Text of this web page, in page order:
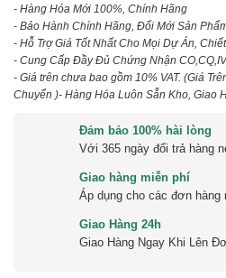
- Hàng Hóa Mới 100%, Chính Hãng
- Bảo Hành Chính Hãng, Đổi Mới Sản
- Hỗ Trợ Giá Tốt Nhất Cho Mọi Dự Án,
- Cung Cấp Đầy Đủ Chứng Nhận
- Giá trên chưa bao gồm 10% VAT. (Giá
Chuyển )- Hàng Hóa Luôn Sẵn Kho, Giao
Đảm bảo 100% hài lòng
Với 365 ngày đổi trả hàng
Giao hàng miễn phí
Áp dụng cho các đơn hàng
Giao Hàng 24h
Giao Hàng Ngay Khi Lên